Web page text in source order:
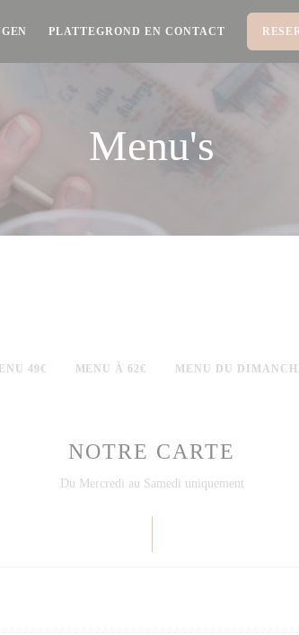
PLATTEGROND EN CONTACT
Menu's
49€ MENU À 62€ MENU DU
NOTRE CARTE
Du Mercredi au Samedi uniquement